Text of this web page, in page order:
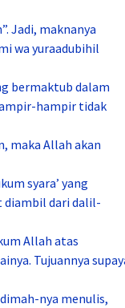
Jadi, maknanya
wa yuraadubihil
bermaktub dalam
hampir tidak
maka Allah akan
syara’ yang
diambil dari dalil-
Allah atas
Tujuannya
nya menulis,